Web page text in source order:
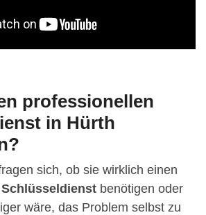
professionellen
in Hürth
sich, ob sie wirklich einen
benötigen oder
wäre, das Problem selbst zu